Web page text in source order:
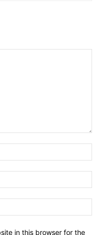
in this browser for the